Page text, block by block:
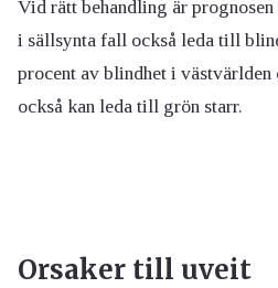
Vid rätt behandling är
i sällsynta fall också leda till
procent av blindhet i västvärlden
också kan leda till grön starr.
Orsaker till uveit